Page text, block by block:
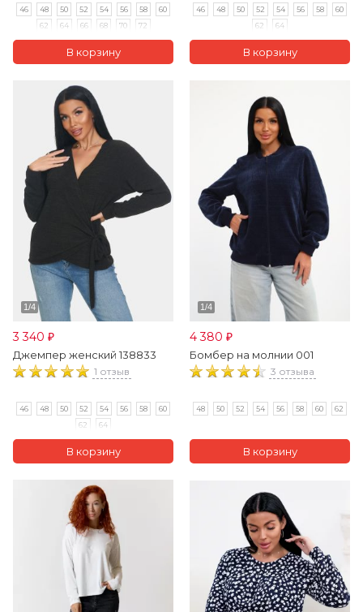
46 48 50 52 54 56 58
60
62
64 66 68 70 72
46 48 50 52 54 56 58
60
62
64
3 340 ₽
Джемпер женский 138833
1 отзыв
46 48 50 52 54 56 58
60
62
64
4 380 ₽
Бомбер на молнии 001
3 отзыва
48 50 52 54 56 58 60 62